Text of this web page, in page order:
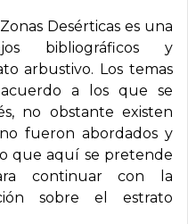
Desérticas es una
bibliográficos y
arbustivo. Los temas
a los que se
no obstante existen
fueron abordados y
que aquí se pretende
continuar con la
sobre el estrato